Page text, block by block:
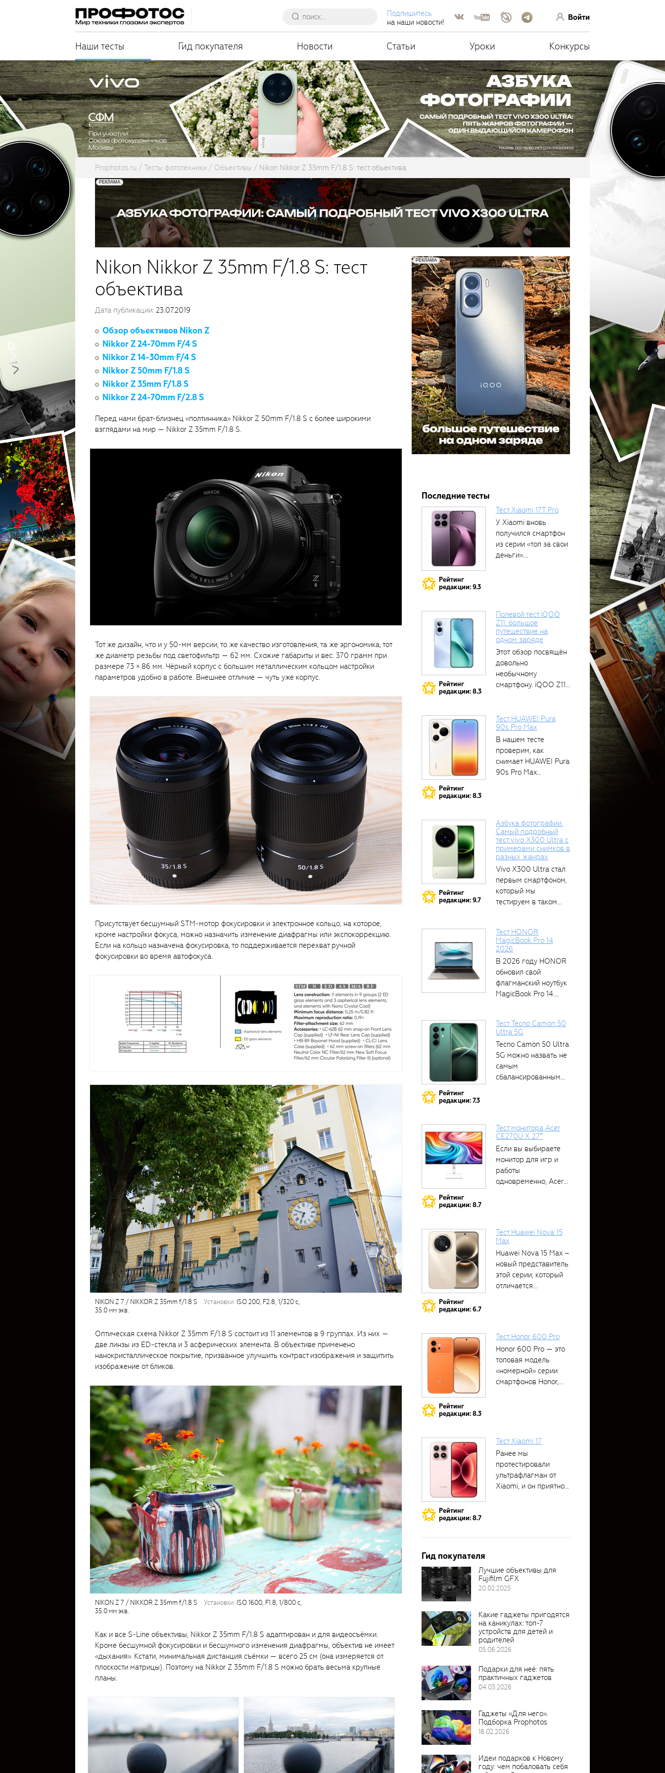
Подпишитесь
на наши новости!
Войти
Наши тесты Гид покупателя Новости Статьи Уроки Конкурсы
Prophotos.ru Тесты фототехники Объективы Nikon Nikkor Z 35mm F/1.8 S: тест объектива
Nikon Nikkor Z 35mm F/1.8 S: тест
объектива
Дата публикации: 23.07.2019
Обзор объективов Nikon Z
Nikkor Z 24-70mm F/4 S
Nikkor Z 14-30mm F/4 S
Nikkor Z 50mm F/1.8 S
Nikkor Z 35mm F/1.8 S
Nikkor Z 24-70mm F/2.8 S
Перед нами брат-близнец «полтинника» Nikkor Z 50mm F/1.8 S с более широкими
взглядами на мир — Nikkor Z 35mm F/1.8 S.
Тот же дизайн, что и у 50-мм версии, то же качество изготовления, та же эргономика, тот
же диаметр резьбы под светофильтр — 62 мм. Схожие габариты и вес: 370 грамм при
размере 73 × 86 мм. Чёрный корпус с большим металлическим кольцом настройки
параметров удобно в работе. Внешнее отличие — чуть уже корпус.
Присутствует бесшумный STM-мотор фокусировки и электронное кольцо, на которое,
кроме настройки фокуса, можно назначить изменение диафрагмы или экспокоррекцию.
Если на кольцо назначена фокусировка, то поддерживается перехват ручной
фокусировки во время автофокуса.
NIKON Z 7 / NIKKOR Z 35mm f/1.8 S установки: ISO 200, F2.8, 1/320 с,
35.0 мм экв.
Оптическая схема Nikkor Z 35mm F/1.8 S состоит из 11 элементов в 9 группах. Из них —
две линзы из ED-стекла и 3 асферических элемента. В объективе применено
нанокристаллическое покрытие, призванное улучшить контраст изображения и защитить
изображение от бликов.
NIKON Z 7 / NIKKOR Z 35mm f/1.8 S установки: ISO 1600, F1.8, 1/800 с,
35.0 мм экв.
Как и все S-Line объективы, Nikkor Z 35mm F/1.8 S адаптирован и для видеосъёмки.
Кроме бесшумной фокусировки и бесшумного изменения диафрагмы, объектив не имеет
«дыхания». Кстати, минимальная дистанция съёмки — всего 25 см (она измеряется от
плоскости матрицы). Поэтому на Nikkor Z 35mm F/1.8 S можно брать весьма крупные
планы.
Последние тесты
Рейтинг
редакции: 9.3
Тест Xiaomi 17T Pro
У Xiaomi вновь
получился смартфон
из серии «топ за свои
деньги»....
Рейтинг
редакции: 8.3
Полевой тест iQOO
Z11: большое
путешествие на
одном заряде
Этот обзор посвящён
довольно
необычному
смартфону. iQOO Z11
Рейтинг
редакции: 8.3
Тест HUAWEI Pura
90s Pro Max
В нашем тесте
проверим, как
снимает HUAWEI Pura
90s Pro Max...
Рейтинг
редакции: 9.7
Азбука фотографии.
Самый подробный
тест vivo X300 Ultra с
примерами снимков в
разных жанрах
Vivo X300 Ultra стал
первым смартфоном,
который мы
тестируем в таком...
Тест HONOR
MagicBook Pro 14
2026
В 2026 году HONOR
обновил свой
флагманский ноутбук
MagicBook Pro 14....
Рейтинг
редакции: 7.3
Тест Tecno Camon 50
Ultra 5G
Tecno Camon 50 Ultra
5G можно назвать не
самым
сбалансированным
Рейтинг
редакции: 8.7
Тест монитора Acer
CE270U X 27″
Если вы выбираете
монитор для игр и
работы
одновременно, Acer
Рейтинг
редакции: 6.7
Тест Huawei Nova 15
Max
Huawei Nova 15 Max –
новый представитель
этой серии, который
отличается...
Рейтинг
редакции: 8.3
Тест Honor 600 Pro
Honor 600 Pro — это
топовая модель
«номерной» серии
смартфонов Honor,...
Рейтинг
редакции: 8.7
Тест Xiaomi 17
Ранее мы
протестировали
ультрафлагман от
Xiaomi, и он приятно
Гид покупателя
Лучшие объективы для
Fujifilm GFX
20.02.2025
Какие гаджеты пригодятся
на каникулах: топ-7
устройств для детей и
родителей
05.06.2026
Подарки для неё: пять
практичных гаджетов
04.03.2026
Гаджеты «Для него».
Подборка Prophotos
18.02.2026
Идеи подарков к Новому
году: чем побаловать себя